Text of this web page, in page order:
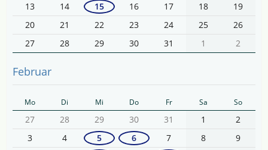
13
14 15 16 17 18
19
20
21 22 23 24 25
26
27
28 29 30 31 1 2
Februar
Mo Di Mi Do Fr Sa So
27 28 29 30 31 1
2
3
4 5 6 7 8
9